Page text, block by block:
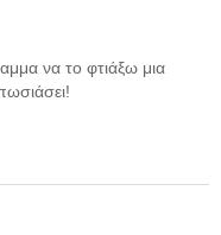
να το φτιάξω μια